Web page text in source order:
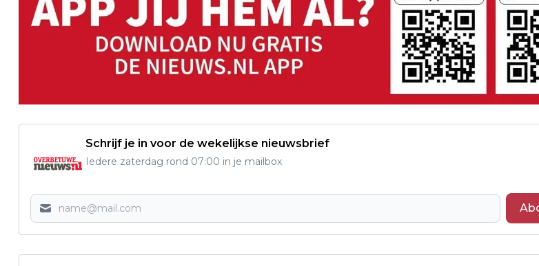
Schrijf je in voor de wekelijkse nieuwsbrief
Iedere zaterdag rond 07:00 in je mailbox